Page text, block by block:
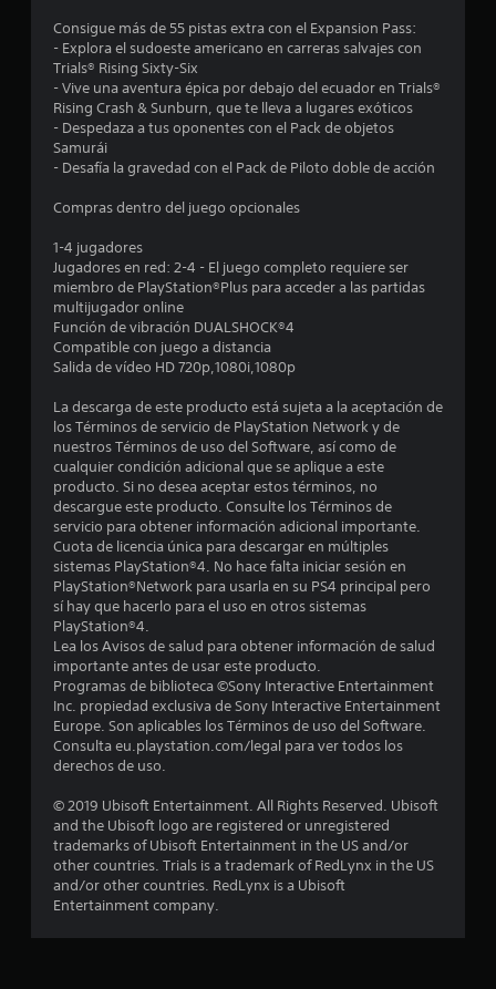
r
l
e
9
c
a
l
i
f
i
a
c
o
Consigue más de 55 pistas extra con el Expansion Pass:
- Explora el sudoeste americano en carreras salvajes con
Trials® Rising Sixty-Six
- Vive una aventura épica por debajo del ecuador en Trials®
Rising Crash & Sunburn, que te lleva a lugares exóticos
- Despedaza a tus oponentes con el Pack de objetos
Samurái
- Desafía la gravedad con el Pack de Piloto doble de acción
Compras dentro del juego opcionales
1-4 jugadores
Jugadores en red: 2-4 - El juego completo requiere ser
miembro de PlayStation®Plus para acceder a las partidas
multijugador online
Función de vibración DUALSHOCK®4
Compatible con juego a distancia
Salida de vídeo HD 720p,1080i,1080p
La descarga de este producto está sujeta a la aceptación de
los Términos de servicio de PlayStation Network y de
nuestros Términos de uso del Software, así como de
cualquier condición adicional que se aplique a este
producto. Si no desea aceptar estos términos, no
descargue este producto. Consulte los Términos de
servicio para obtener información adicional importante.
Cuota de licencia única para descargar en múltiples
sistemas PlayStation®4. No hace falta iniciar sesión en
PlayStation®Network para usarla en su PS4 principal pero
sí hay que hacerlo para el uso en otros sistemas
PlayStation®4.
Lea los Avisos de salud para obtener información de salud
importante antes de usar este producto.
Programas de biblioteca ©Sony Interactive Entertainment
Inc. propiedad exclusiva de Sony Interactive Entertainment
Europe. Son aplicables los Términos de uso del Software.
Consulta eu.playstation.com/legal para ver todos los
derechos de uso.
© 2019 Ubisoft Entertainment. All Rights Reserved. Ubisoft
and the Ubisoft logo are registered or unregistered
trademarks of Ubisoft Entertainment in the US and/or
other countries. Trials is a trademark of RedLynx in the US
and/or other countries. RedLynx is a Ubisoft
Entertainment company.